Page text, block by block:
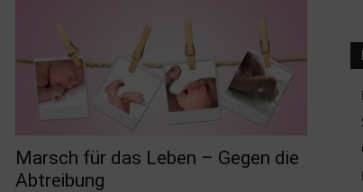
Marsch für das Leben – Gegen die
Abtreibung